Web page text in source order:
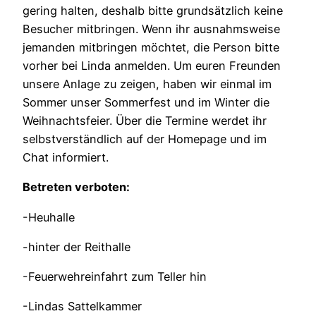
gering halten, deshalb bitte grundsätzlich keine
Besucher mitbringen. Wenn ihr ausnahmsweise
jemanden mitbringen möchtet, die Person bitte
vorher bei Linda anmelden. Um euren Freunden
unsere Anlage zu zeigen, haben wir einmal im
Sommer unser Sommerfest und im Winter die
Weihnachtsfeier. Über die Termine werdet ihr
selbstverständlich auf der Homepage und im
Chat informiert.
Betreten verboten:
-Heuhalle
-hinter der Reithalle
-Feuerwehreinfahrt zum Teller hin
-Lindas Sattelkammer